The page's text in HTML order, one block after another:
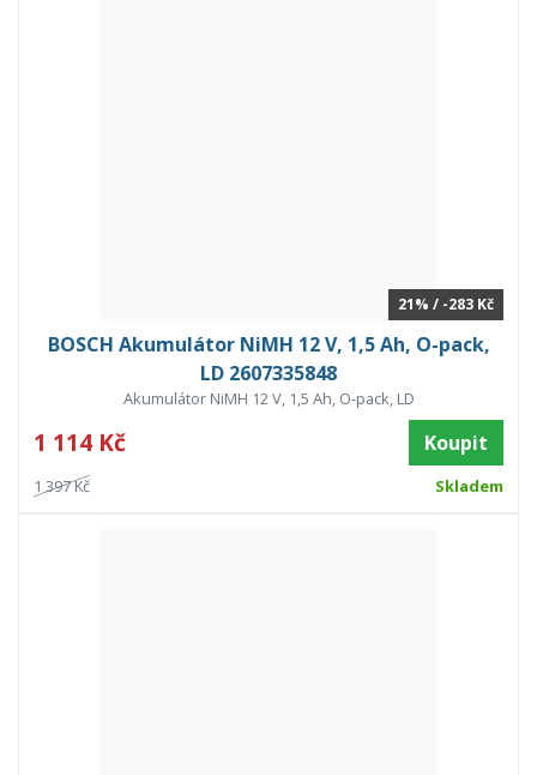
21% / -283 Kč
BOSCH Akumulátor NiMH 12 V, 1,5 Ah, O-pack,
LD 2607335848
Akumulátor NiMH 12 V, 1,5 Ah, O-pack, LD
1 114 Kč Koupit
1 397 Kč Skladem